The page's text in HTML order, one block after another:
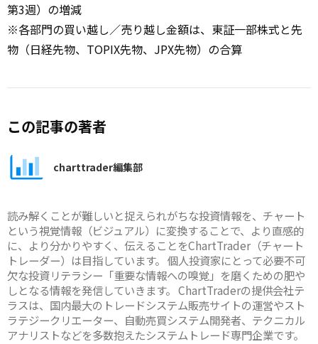
第3週）の増減
※各部門の買い越し／売り越し金額は、東証一部株式と先
物（日経先物、TOPIX先物、JPX先物）の合算
この記事の著者
charttrader編集部
読み解くことが難しいと捉えられがちな投資情報を、チャート
という視覚情報（ビジュアル）に変換することで、より直感的
に、より分かりやすく、伝えることをChartTrader（チャート
トレーダー）は目指しています。 個人投資家にとって必要不可
欠な投資リテラシー「重要な情報への嗅覚」を磨くための肥や
しとなる情報を発信していきます。 ChartTraderの提供会社テ
ラスは、国内最大のトレードシステム販売サイトの運営やスト
ラテジークリエーター、自動売買システム開発者、テクニカル
アナリストなどを多数抱えたシステムトレード専門企業です。